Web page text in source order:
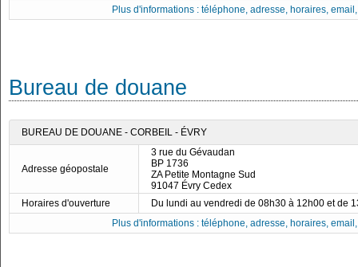
Plus d'informations : téléphone, adresse, horaires,
Bureau de douane
BUREAU DE DOUANE - CORBEIL - ÉVRY
Adresse géopostale
3 rue du Gévaudan
BP 1736
ZA Petite Montagne Sud
91047 Évry Cedex
Horaires d'ouverture
Du lundi au vendredi de 08h30 à 12h00 et de
Plus d'informations : téléphone, adresse, horaires,